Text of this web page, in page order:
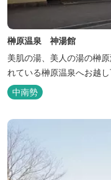
榊原温泉 神湯館
美肌の湯、美人の湯の榊
れている榊原温泉へお越し
中南勢